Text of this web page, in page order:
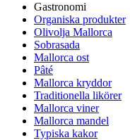
Gastronomi
Organiska produkter
Olivolja Mallorca
Sobrasada
Mallorca ost
Pâté
Mallorca kryddor
Traditionella likörer
Mallorca viner
Mallorca mandel
Typiska kakor